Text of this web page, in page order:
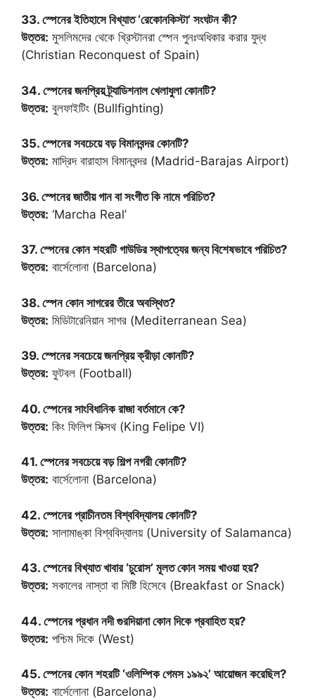
33. স্পেনের ইতিহাসে বিখ্যাত ‘রেকোনকিস্টা’ সংঘটন কী?
উত্তর: মুসলিমদের থেকে খ্রিস্টানরা স্পেন পুনঃঅধিকার করার যুদ্ধ
(Christian Reconquest of Spain)
34. স্পেনের জনপ্রিয় ট্র্যাডিশনাল খেলাধুলা কোনটি?
উত্তর: বুলফাইটিং (Bullfighting)
35. স্পেনের সবচেয়ে বড় বিমানবন্দর কোনটি?
উত্তর: মাদ্রিদ বারাহাস বিমানবন্দর (Madrid-Barajas Airport)
36. স্পেনের জাতীয় গান বা সংগীত কি নামে পরিচিত?
উত্তর: ‘Marcha Real’
37. স্পেনের কোন শহরটি গাউডির স্থাপত্যের জন্য বিশেষভাবে পরিচিত?
উত্তর: বার্সেলোনা (Barcelona)
38. স্পেন কোন সাগরের তীরে অবস্থিত?
উত্তর: মিডিটারেনিয়ান সাগর (Mediterranean Sea)
39. স্পেনের সবচেয়ে জনপ্রিয় ক্রীড়া কোনটি?
উত্তর: ফুটবল (Football)
40. স্পেনের সাংবিধানিক রাজা বর্তমানে কে?
উত্তর: কিং ফিলিপ সিক্সথ (King Felipe VI)
41. স্পেনের সবচেয়ে বড় শিল্প নগরী কোনটি?
উত্তর: বার্সেলোনা (Barcelona)
42. স্পেনের প্রাচীনতম বিশ্ববিদ্যালয় কোনটি?
উত্তর: সালামাঙ্কা বিশ্ববিদ্যালয় (University of Salamanca)
43. স্পেনের বিখ্যাত খাবার ‘চুরোস’ মূলত কোন সময় খাওয়া হয়?
উত্তর: সকালের নাস্তা বা মিষ্টি হিসেবে (Breakfast or Snack)
44. স্পেনের প্রধান নদী গুরদিয়ানা কোন দিকে প্রবাহিত হয়?
উত্তর: পশ্চিম দিকে (West)
45. স্পেনের কোন শহরটি ‘ওলিম্পিক গেমস ১৯৯২’ আয়োজন করেছিল?
উত্তর: বার্সেলোনা (Barcelona)